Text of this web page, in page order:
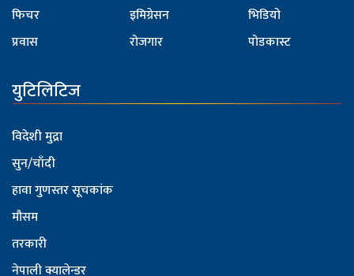
फिचर
प्रवास
इमिग्रेसन
रोजगार
भिडियो
पोडकास्ट
युटिलिटिज
विदेशी मुद्रा
सुन/चाँदी
हावा गुणस्तर सूचकांक
मौसम
तरकारी
नेपाली क्यालेन्डर